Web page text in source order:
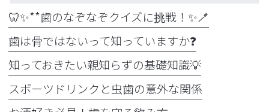
🦷✨**歯のなぞなぞクイズに挑戦！✨🪥
歯は骨ではないって知っていますか❓
知っておきたい親知らずの基礎知識💡
スポーツドリンクと虫歯の意外な関係